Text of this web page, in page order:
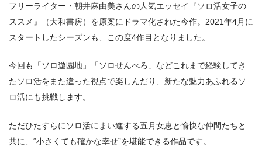
2.3 最高記録更新
3. ドラマ『ソロ活女子のススメ４』 第1話 感想＆まとめ
フリーライター・朝井麻由美さんの人気エッセイ『ソロ活女子の
ススメ』（大和書房）を原案にドラマ化された今作。2021年4月に
スタートしたシーズンも、この度4作目となりました。
今回も「ソロ遊園地」「ソロせんべろ」などこれまで経験してき
たソロ活をまた違った視点で楽しんだり、新たな魅力あふれるソ
ロ活にも挑戦します。
ただひたすらにソロ活にまい進する五月女恵と愉快な仲間たちと
共に、“小さくても確かな幸せ”を堪能できる作品です。